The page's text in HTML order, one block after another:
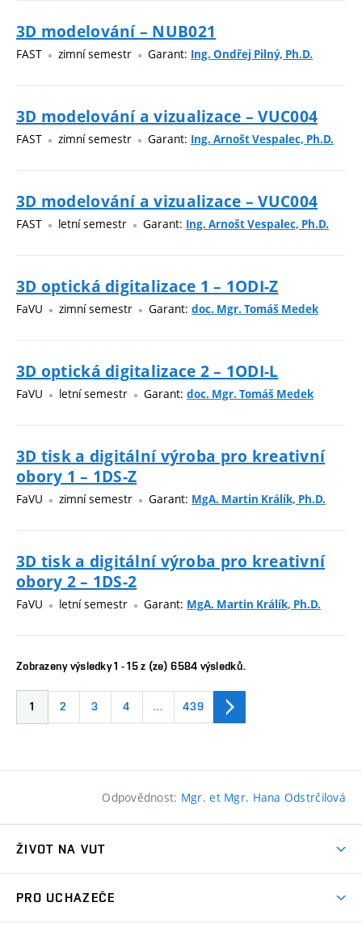
3D modelování – NUB021
FAST zimní semestr Garant: Ing. Ondřej Pilný, Ph.D.
3D modelování a vizualizace – VUC004
FAST zimní semestr Garant: Ing. Arnošt Vespalec, Ph.D.
3D modelování a vizualizace – VUC004
FAST letní semestr Garant: Ing. Arnošt Vespalec, Ph.D.
3D optická digitalizace 1 – 1ODI-Z
FaVU zimní semestr Garant: doc. Mgr. Tomáš Medek
3D optická digitalizace 2 – 1ODI-L
FaVU letní semestr Garant: doc. Mgr. Tomáš Medek
3D tisk a digitální výroba pro kreativní
obory 1 – 1DS-Z
FaVU zimní semestr Garant: MgA. Martin Králík, Ph.D.
3D tisk a digitální výroba pro kreativní
obory 2 – 1DS-2
FaVU letní semestr Garant: MgA. Martin Králík, Ph.D.
Zobrazeny výsledky 1 - 15 z (ze) 6584 výsledků.
1 2 3 4 … 439
Odpovědnost: Mgr. et Mgr. Hana Odstrčilová
ŽIVOT NA VUT
PRO UCHAZEČE